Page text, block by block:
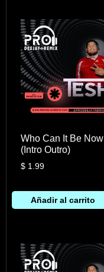
Who Can It Be Now
(Intro Outro)
$1.99
Añadir al carrito